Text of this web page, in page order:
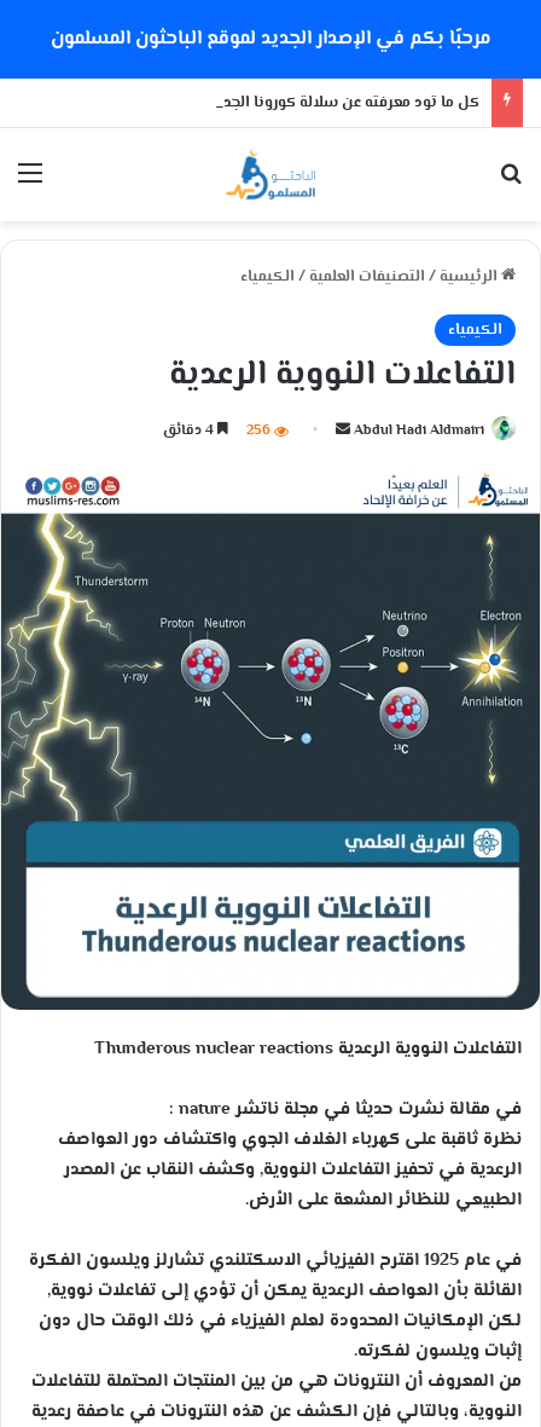
مرحبًا بكم في الإصدار الجديد لموقع الباحثون المسلمون
كل ما تود معرفته عن سلالة كورونا الجديدة
الرئيسية / التصنيفات العلمية / الكيمياء
الكيمياء
التفاعلات النووية الرعدية
Abdul Hadi Aldmairi
ل
ن
ي
ا
256
التفاعلات النووية الرعدية Thunderous nuclear reactions
في مقالة نشرت حديثا في مجلة ناتشر nature :
نظرة ثاقبة على كهرباء الغلاف الجوي واكتشاف دور العواصف
الرعدية في تحفيز التفاعلات النووية, وكشف النقاب عن المصدر
الطبيعي للنظائر المشعة على الأرض.
في عام 1925 اقترح الفيزيائي الاسكتلندي تشارلز ويلسون الفكرة
القائلة بأن العواصف الرعدية يمكن أن تؤدي إلى تفاعلات نووية,
لكن الإمكانيات المحدودة لعلم الفيزياء في ذلك الوقت حال دون
إثبات ويلسون لفكرته.
من المعروف أن النترونات هي من بين المنتجات المحتملة للتفاعلات
النووية، وبالتالي فإن الكشف عن هذه النترونات في عاصفة رعدية